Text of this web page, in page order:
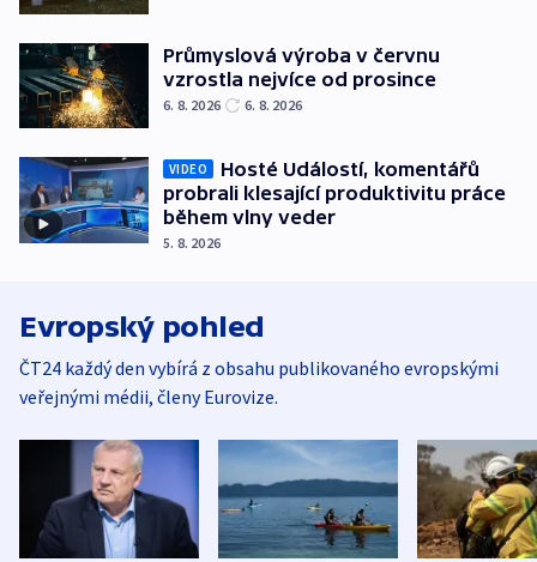
Průmyslová výroba v červnu
vzrostla nejvíce od prosince
6. 8. 2026 6. 8. 2026
VIDEO
Hosté Událostí, komentářů
probrali klesající produktivitu práce
během vlny veder
5. 8. 2026
Evropský pohled
ČT24 každý den vybírá z obsahu publikovaného evropskými
veřejnými médii, členy Eurovize.